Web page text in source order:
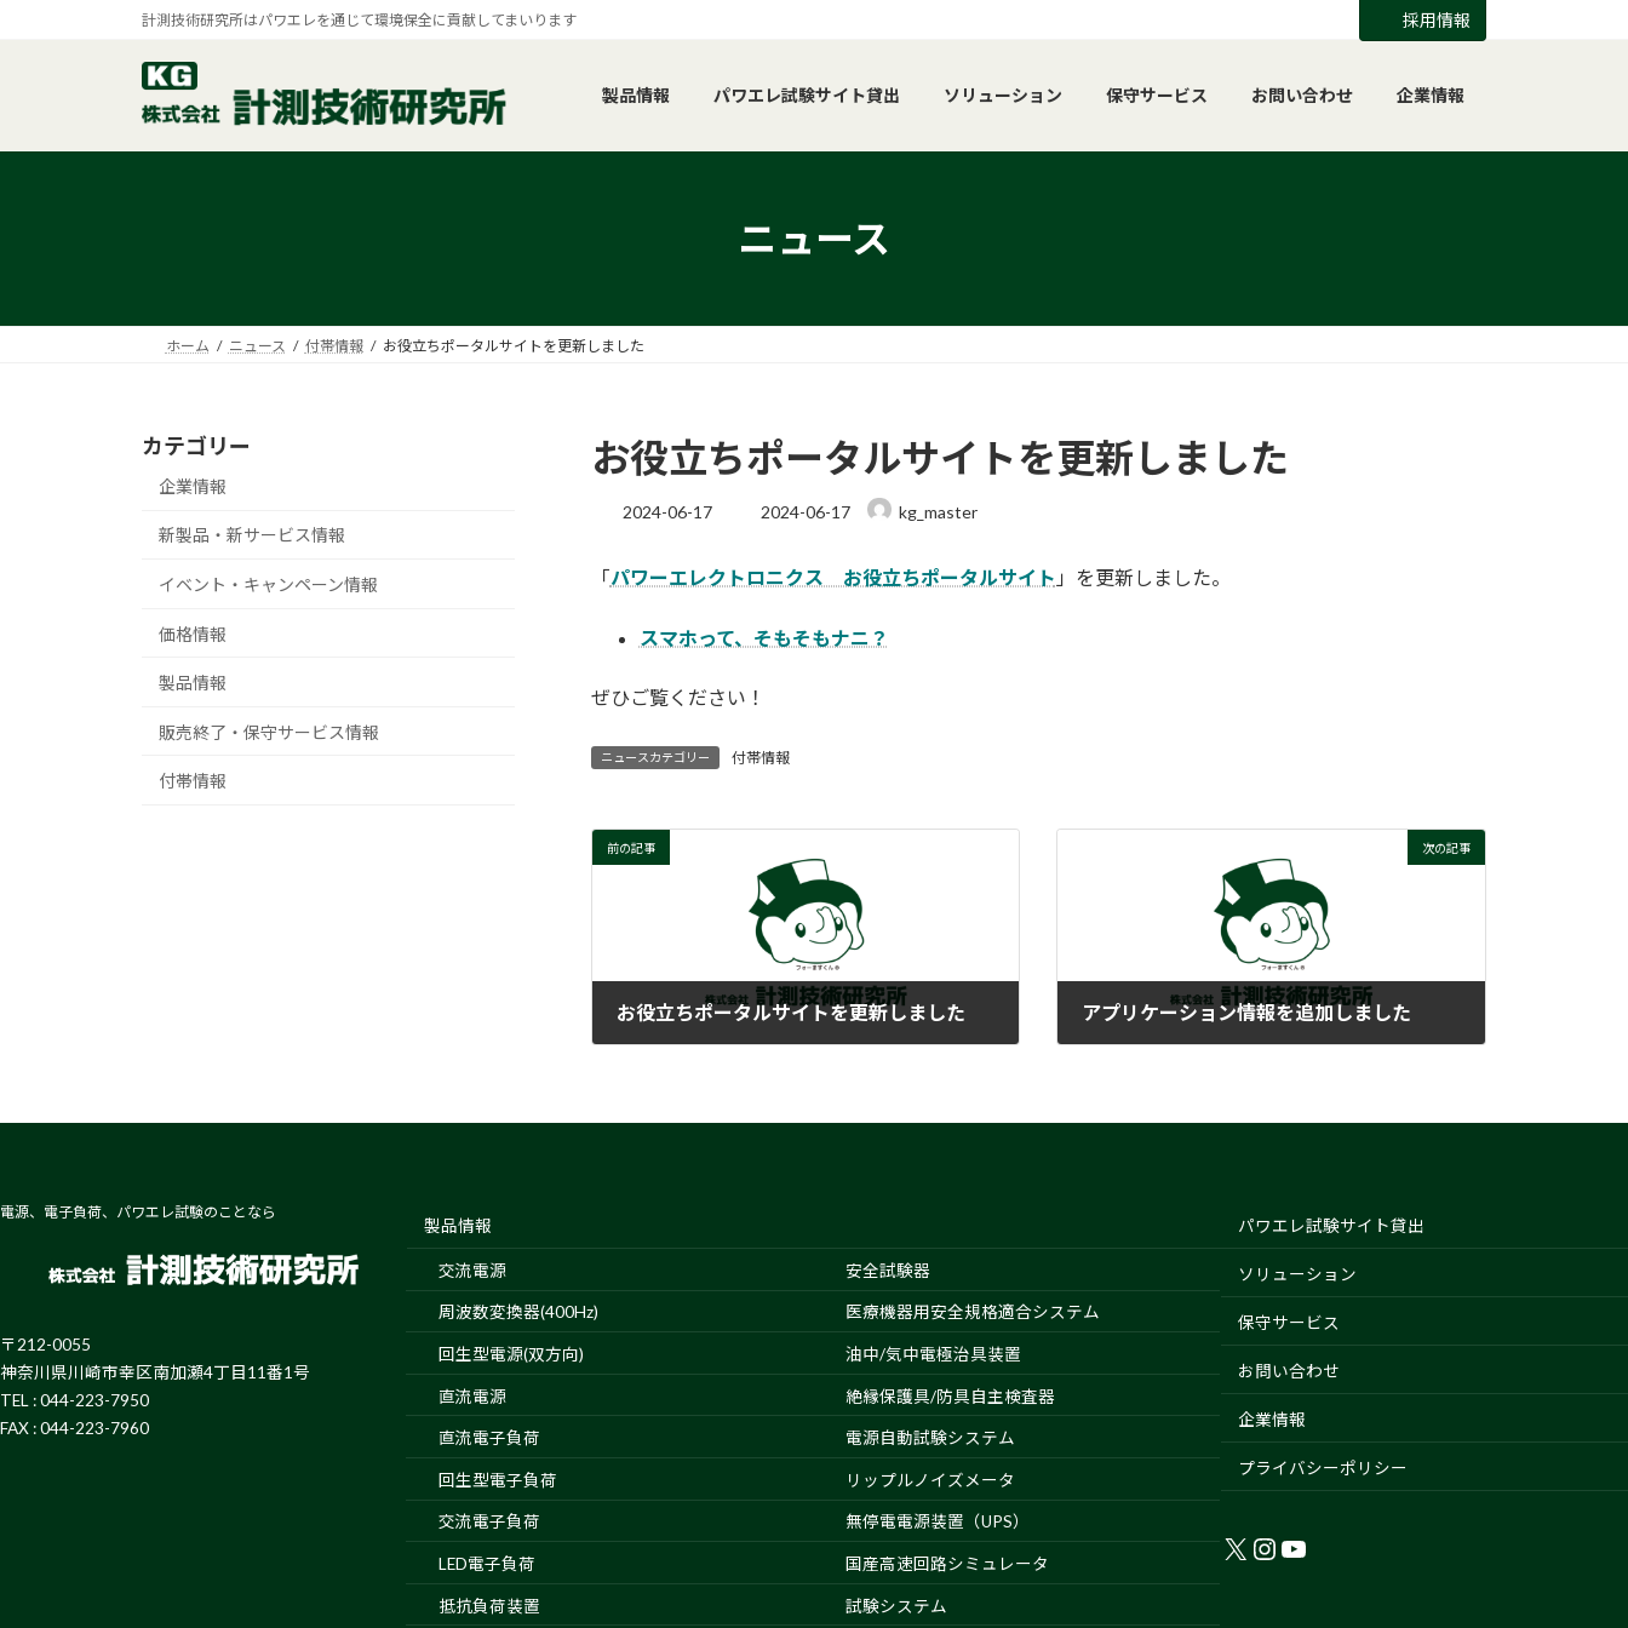
へ
ョ
計測技術研究所はパワエレを通じて環境保全に貢献してまいります 採用情報
製品情報 パワエレ試験サイト貸出 ソリューション 保守サービス お問い合わせ 企業情報
ニュース
ホーム ニュース 付帯情報 お役立ちポータルサイトを更新しました
お役立ちポータルサイトを更新しました
2024-06-17
最
新
時
:
2024-06-17 kg_master
「パワーエレクトロニクス お役立ちポータルサイト 」を更新しました。
スマホって、そもそもナニ？
ぜひご覧ください！
ニュースカテゴリー 付帯情報
前の記事
お役立ちポータルサイトを更新しました
次の記事
アプリケーション情報を追加しました
カテゴリー
企業情報
新製品・新サービス情報
イベント・キャンペーン情報
価格情報
製品情報
販売終了・保守サービス情報
付帯情報
電源、電子負荷、パワエレ試験のことなら
〒212-0055
神奈川県川崎市幸区南加瀬4丁目11番1号
TEL : 044-223-7950
FAX : 044-223-7960
製品情報
交流電源
周波数変換器(400Hz)
回生型電源(双方向)
直流電源
直流電子負荷
回生型電子負荷
交流電子負荷
LED電子負荷
抵抗負荷装置
安全試験器
医療機器用安全規格適合システム
油中/気中電極治具装置
絶縁保護具/防具自主検査器
電源自動試験システム
リップルノイズメータ
無停電電源装置（UPS）
国産高速回路シミュレータ
試験システム
パワエレ試験サイト貸出
ソリューション
保守サービス
お問い合わせ
企業情報
プライバシーポリシー
X Instagram
YouTube